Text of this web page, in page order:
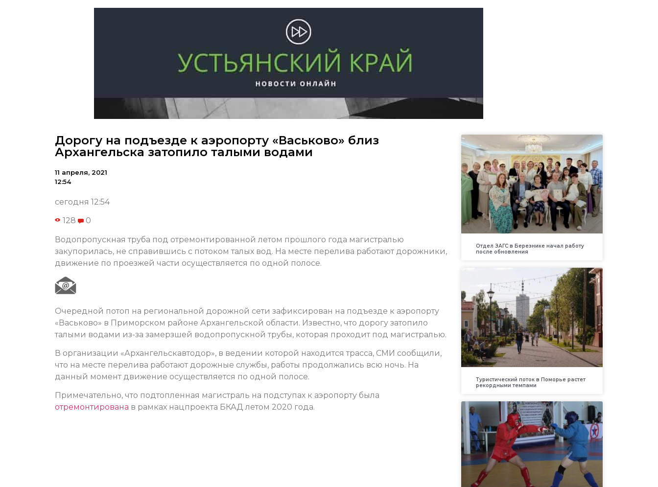
Дорогу на подъезде к аэропорту «Васьково» близ
Архангельска затопило талыми водами
11 апреля, 2021
12:54
сегодня 12:54
128 0
Водопропускная труба под отремонтированной летом прошлого года магистралью
закупорилась, не справившись с потоком талых вод. На месте перелива работают дорожники,
движение по проезжей части осуществляется по одной полосе.
Очередной потоп на региональной дорожной сети зафиксирован на подъезде к аэропорту
«Васьково» в Приморском районе Архангельской области. Известно, что дорогу затопило
талыми водами из-за замерзшей водопропускной трубы, которая проходит под магистралью.
В организации «Архангельскавтодор», в ведении которой находится трасса, СМИ сообщили,
что на месте перелива работают дорожные службы, работы продолжались всю ночь. На
данный момент движение осуществляется по одной полосе.
Примечательно, что подтопленная магистраль на подступах к аэропорту была
отремонтирована в рамках нацпроекта БКАД летом 2020 года.
Отдел ЗАГС в Березнике начал работу
после обновления
Туристический поток в Поморье растет
рекордными темпами